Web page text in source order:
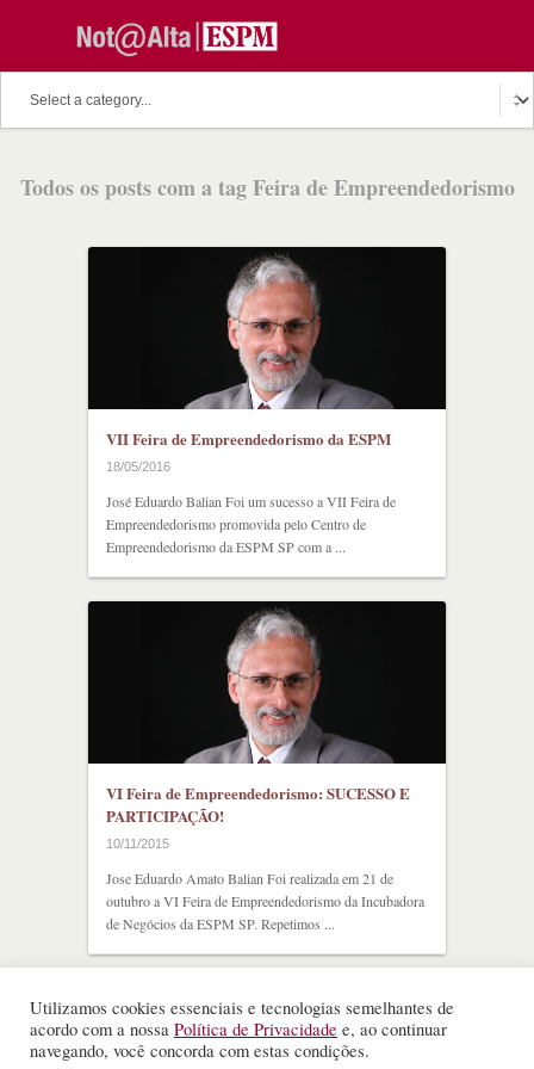
Todos os posts com a tag Feira de Empreendedorismo
VII Feira de Empreendedorismo da ESPM
18/05/2016
José Eduardo Balian Foi um sucesso a VII Feira de
Empreendedorismo promovida pelo Centro de
Empreendedorismo da ESPM SP com a ...
VI Feira de Empreendedorismo: SUCESSO E
PARTICIPAÇÃO!
10/11/2015
Jose Eduardo Amato Balian Foi realizada em 21 de
outubro a VI Feira de Empreendedorismo da Incubadora
de Negócios da ESPM SP. Repetimos ...
Utilizamos cookies essenciais e tecnologias semelhantes de
acordo com a nossa Política de Privacidade e, ao continuar
navegando, você concorda com estas condições.